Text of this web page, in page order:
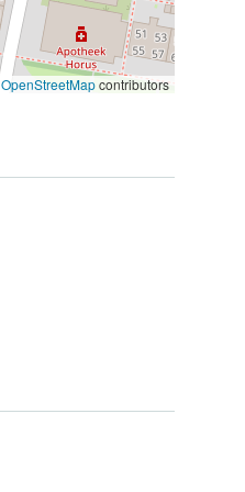
OpenStreetMapcontributors